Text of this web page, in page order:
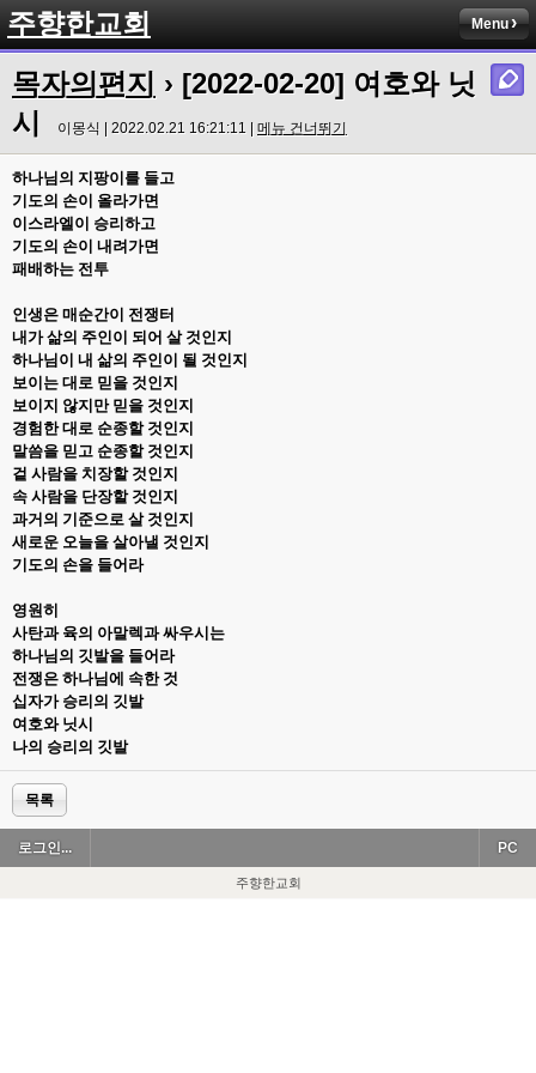
주향한교회 Menu
목자의편지 › [2022-02-20] 여호와 닛
시
이몽식 | 2022.02.21 16:21:11 | 메뉴 건너뛰기
하나님의 지팡이를 들고
기도의 손이 올라가면
이스라엘이 승리하고
기도의 손이 내려가면
패배하는 전투
인생은 매순간이 전쟁터
내가 삶의 주인이 되어 살 것인지
하나님이 내 삶의 주인이 될 것인지
보이는 대로 믿을 것인지
보이지 않지만 믿을 것인지
경험한 대로 순종할 것인지
말씀을 믿고 순종할 것인지
겉 사람을 치장할 것인지
속 사람을 단장할 것인지
과거의 기준으로 살 것인지
새로운 오늘을 살아낼 것인지
기도의 손을 들어라
영원히
사탄과 육의 아말렉과 싸우시는
하나님의 깃발을 들어라
전쟁은 하나님에 속한 것
십자가 승리의 깃발
여호와 닛시
나의 승리의 깃발
목록
로그인... PC
주향한교회